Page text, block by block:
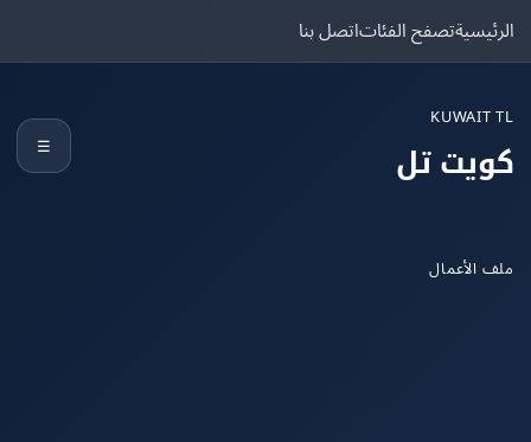
تصفح الفئاتاتصل بنا
تل